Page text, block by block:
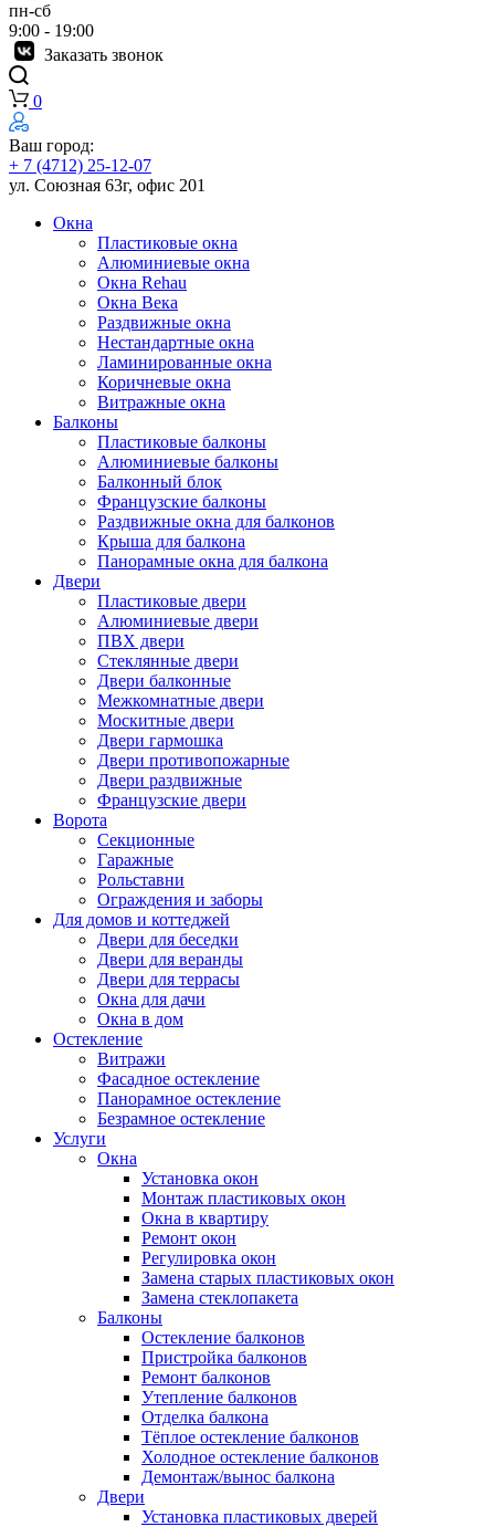
пн-сб
9:00 - 19:00
Заказать звонок
0
Ваш город:
+ 7 (4712) 25-12-07
ул. Союзная 63г, офис 201
Окна
Пластиковые окна
Алюминиевые окна
Окна Rehau
Окна Века
Раздвижные окна
Нестандартные окна
Ламинированные окна
Коричневые окна
Витражные окна
Балконы
Пластиковые балконы
Алюминиевые балконы
Балконный блок
Французские балконы
Раздвижные окна для балконов
Крыша для балкона
Панорамные окна для балкона
Двери
Пластиковые двери
Алюминиевые двери
ПВХ двери
Стеклянные двери
Двери балконные
Межкомнатные двери
Москитные двери
Двери гармошка
Двери противопожарные
Двери раздвижные
Французские двери
Ворота
Секционные
Гаражные
Рольставни
Ограждения и заборы
Для домов и коттеджей
Двери для беседки
Двери для веранды
Двери для террасы
Окна для дачи
Окна в дом
Остекление
Витражи
Фасадное остекление
Панорамное остекление
Безрамное остекление
Услуги
Окна
Установка окон
Монтаж пластиковых окон
Окна в квартиру
Ремонт окон
Регулировка окон
Замена старых пластиковых окон
Замена стеклопакета
Балконы
Остекление балконов
Пристройка балконов
Ремонт балконов
Утепление балконов
Отделка балкона
Тёплое остекление балконов
Холодное остекление балконов
Демонтаж/вынос балкона
Двери
Установка пластиковых дверей